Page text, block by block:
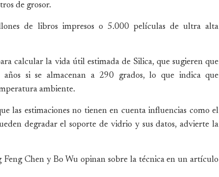
de grosor.
de libros impresos o 5.000 películas de ultra alta
calcular la vida útil estimada de Silica, que sugieren que
si se almacenan a 290 grados, lo que indica que
ambiente.
las estimaciones no tienen en cuenta influencias como el
degradar el soporte de vidrio y sus datos, advierte la
Feng Chen y Bo Wu opinan sobre la técnica en un artículo